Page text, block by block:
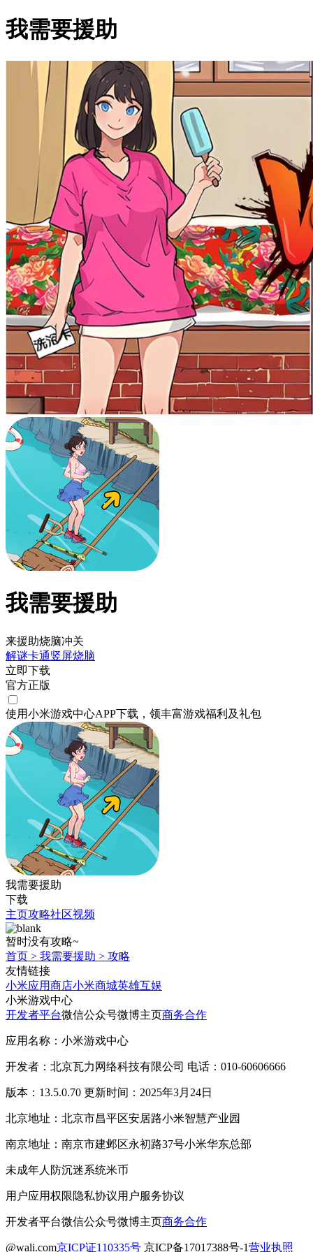
我需要援助
我需要援助
来援助烧脑冲关
解谜卡通竖屏烧脑
立即下载
官方正版
使用小米游戏中心APP下载 ，领丰富游戏福利 及礼包
我需要援助
下载
主页攻略社区视频
暂时没有攻略~
首页 > 我需要援助 > 攻略
友情链接
小米应用商店小米商城英雄互娱
小米游戏中心
开发者平台微信公众号微博主页商务合作
应用名称：小米游戏中心
开发者：北京瓦力网络科技有限公司 电话：010-60606666
版本：13.5.0.70 更新时间：2025年3月24日
北京地址：北京市昌平区安居路小米智慧产业园
南京地址：南京市建邺区永初路37号小米华东总部
未成年人防沉迷系统米币
用户应用权限隐私协议用户服务协议
开发者平台微信公众号微博主页商务合作
@wali.com京ICP证110335号 京ICP备17017388号-1营业执照